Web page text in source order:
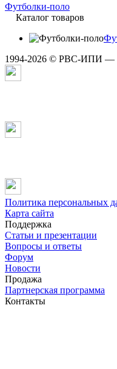
Футболки-поло
Каталог товаров
1994-2026 © РВС-ИПИ —
Политика персональных
Карта сайта
Поддержка
Статьи и презентации
Вопросы и ответы
Форум
Новости
Продажа
Партнерская программа
Контакты